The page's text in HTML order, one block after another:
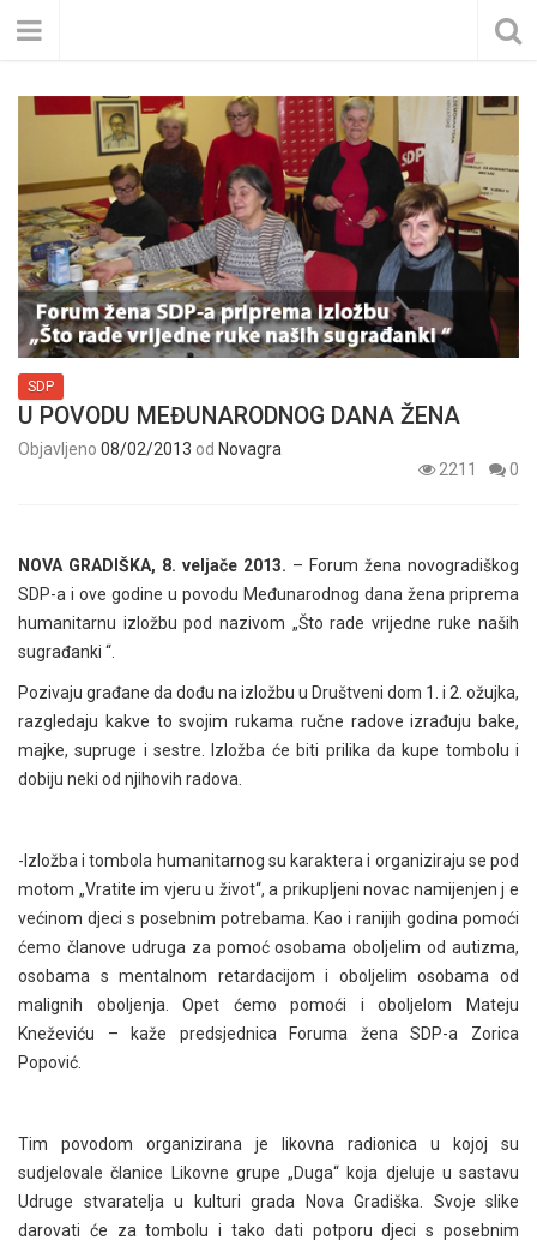
SDP
U POVODU MEĐUNARODNOG DANA ŽENA
Objavljeno 08/02/2013 od Novagra
2211
0
NOVA GRADIŠKA, 8. veljače 2013. – Forum žena novogradiškog
SDP-a i ove godine u povodu Međunarodnog dana žena priprema
humanitarnu izložbu pod nazivom „Što rade vrijedne ruke naših
sugrađanki “.
Pozivaju građane da dođu na izložbu u Društveni dom 1. i 2. ožujka,
razgledaju kakve to svojim rukama ručne radove izrađuju bake,
majke, supruge i sestre. Izložba će biti prilika da kupe tombolu i
dobiju neki od njihovih radova.
-Izložba i tombola humanitarnog su karaktera i organiziraju se pod
motom „Vratite im vjeru u život“, a prikupljeni novac namijenjen j e
većinom djeci s posebnim potrebama. Kao i ranijih godina pomoći
ćemo članove udruga za pomoć osobama oboljelim od autizma,
osobama s mentalnom retardacijom i oboljelim osobama od
malignih oboljenja. Opet ćemo pomoći i oboljelom Mateju
Kneževiću – kaže predsjednica Foruma žena SDP-a Zorica
Popović.
Tim povodom organizirana je likovna radionica u kojoj su
sudjelovale članice Likovne grupe „Duga“ koja djeluje u sastavu
Udruge stvaratelja u kulturi grada Nova Gradiška. Svoje slike
darovati će za tombolu i tako dati potporu djeci s posebnim